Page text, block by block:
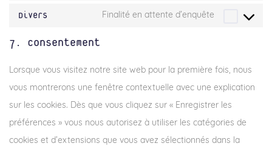
fonts
service
Divers Finalité en attente d’enquête
Consent
7. Consentement
Lorsque vous visitez notre site web pour la première fois, nous
vous montrerons une fenêtre contextuelle avec une explication
sur les cookies. Dès que vous cliquez sur « Enregistrer les
préférences » vous nous autorisez à utiliser les catégories de
cookies et d’extensions que vous avez sélectionnés dans la